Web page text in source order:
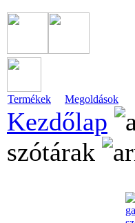
Termékek Megoldások
Kezdőlap
szótárak